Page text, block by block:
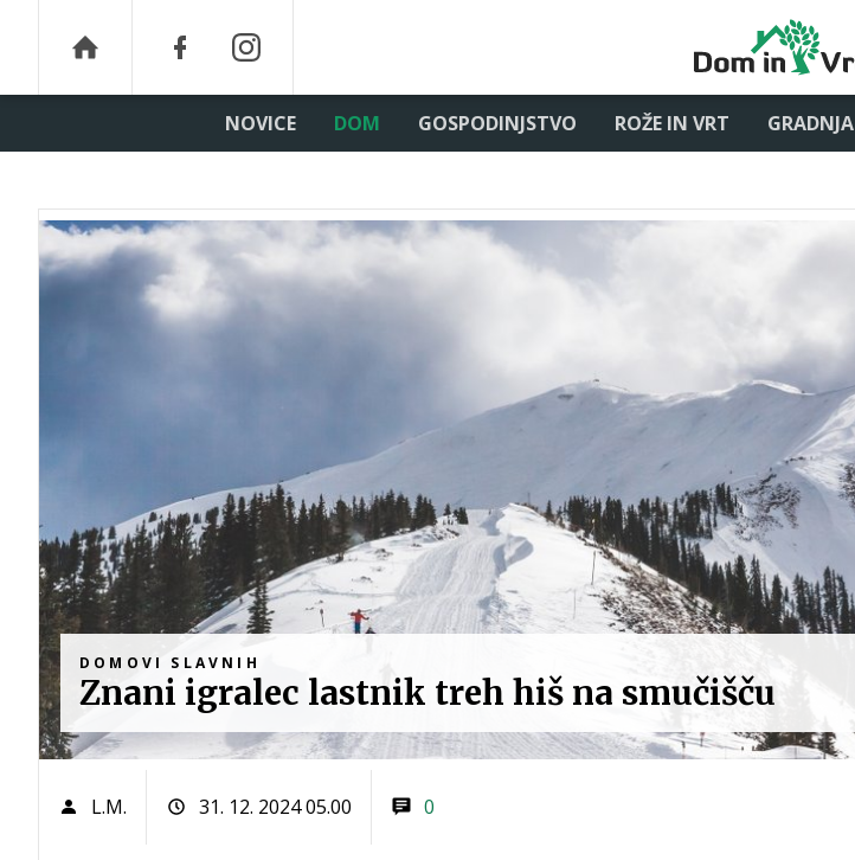
NOVICE DOM GOSPODINJSTVO ROŽE IN VRT GRADNJA
DOMOVI SLAVNIH
Znani igralec lastnik treh hiš na smučišču
L.M. 31. 12. 2024 05.00 0